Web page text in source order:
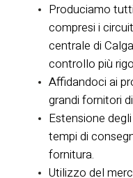
Produciamo
compresi i
centrale di
controllo più
Affidandoci ai
grandi fornitori
Estensione
tempi di
fornitura.
Utilizzo del